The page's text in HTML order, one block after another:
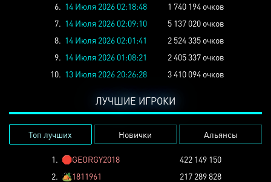
6. 14 Июля 2026 02:18:48
1 740 194 очков
7. 14 Июля 2026 02:09:10
5 137 020 очков
8. 14 Июля 2026 02:01:41
2 524 335 очков
9. 14 Июля 2026 01:08:21
2 405 337 очков
10. 13 Июля 2026 20:26:28 3 410 094 очков
ЛУЧШИЕ ИГРОКИ
Топ лучших Новички Альянсы
1. 🛑GEORGY2018
422 149 150
2. 🏕️1811961
217 289 828